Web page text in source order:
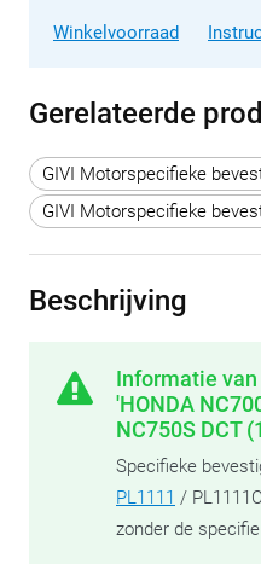
Winkelvoorraad
Gerelateerde
GIVI Motorspecifieke
GIVI Motorspecifieke
Beschrijving
Informatie
'HONDA
NC750S DCT
Specifieke
PL1111 /
zonder de